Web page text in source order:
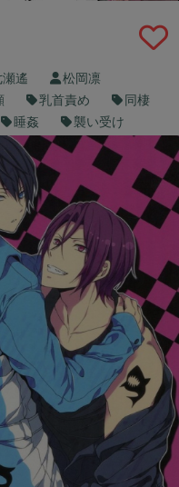
遙
松岡凛
乳首責め
同棲
睡姦 襲い受け